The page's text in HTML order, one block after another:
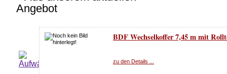
BDF Wechselkoffer 7,45 m mit
zu den Details ...